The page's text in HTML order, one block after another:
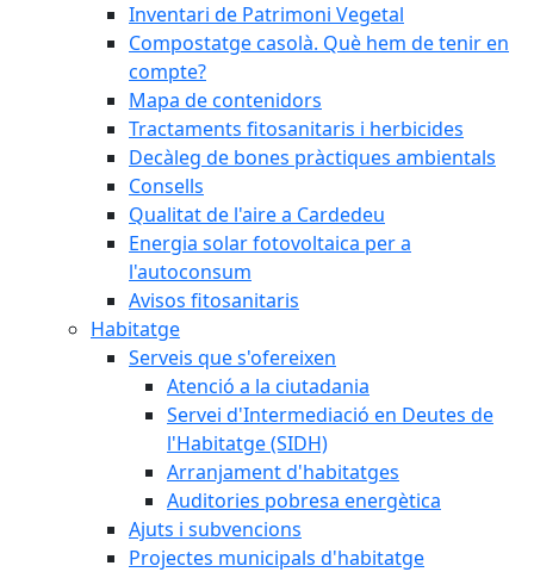
Inventari de Patrimoni Vegetal
Compostatge casolà. Què hem de tenir en
compte?
Mapa de contenidors
Tractaments fitosanitaris i herbicides
Decàleg de bones pràctiques ambientals
Consells
Qualitat de l'aire a Cardedeu
Energia solar fotovoltaica per a
l'autoconsum
Avisos fitosanitaris
Habitatge
Serveis que s'ofereixen
Atenció a la ciutadania
Servei d'Intermediació en Deutes de
l'Habitatge (SIDH)
Arranjament d'habitatges
Auditories pobresa energètica
Ajuts i subvencions
Projectes municipals d'habitatge